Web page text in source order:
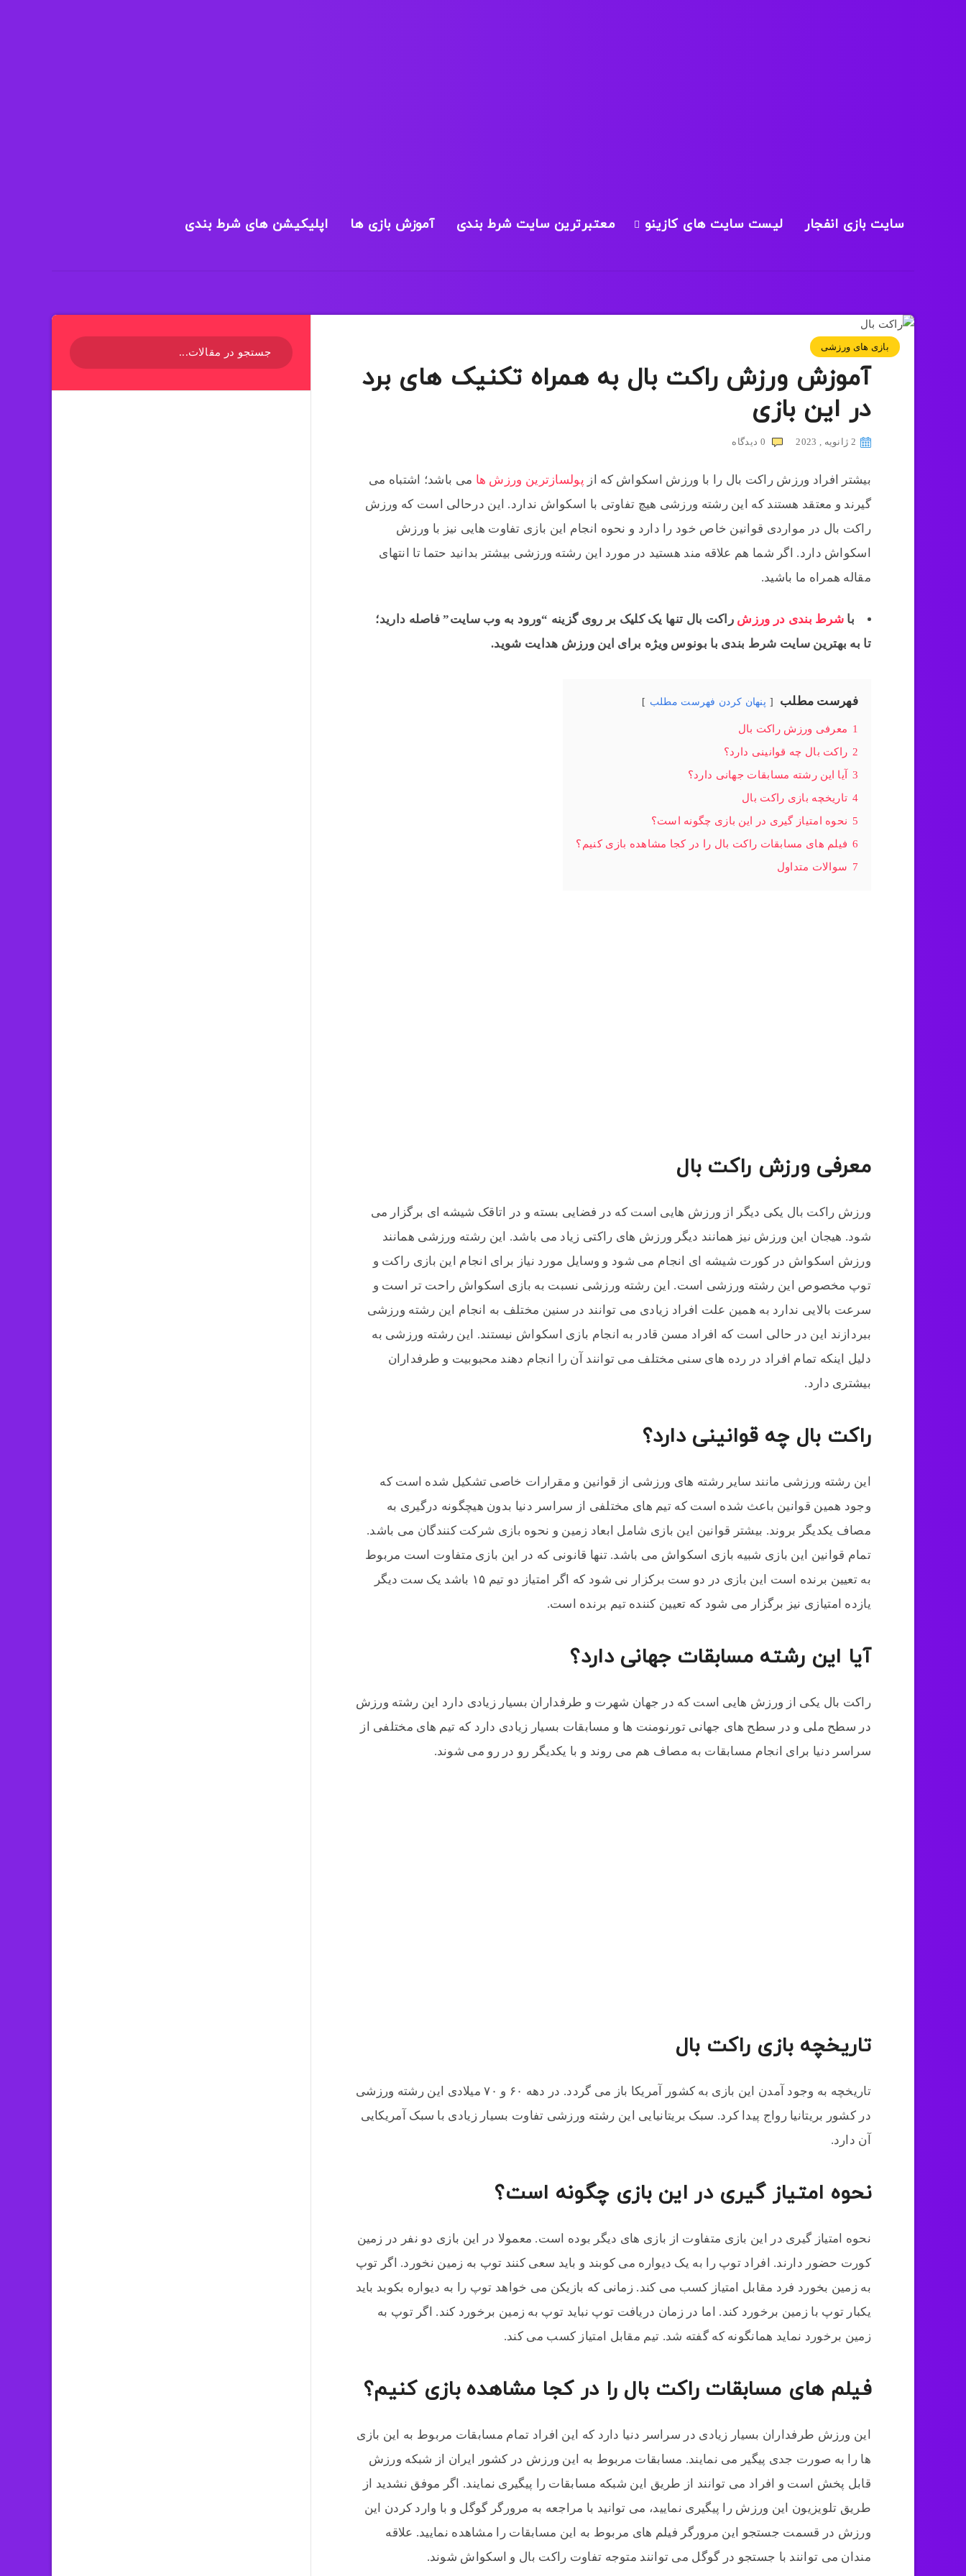
سایت بازی انفجار لیست سایت های کازینو معتبرترین سایت شرط بندی آموزش بازی ها اپلیکیشن های شرط بندی
بازی های ورزشی
آموزش ورزش راکت بال به همراه تکنیک های برد
در این بازی
2 ژانویه , 2023 0 دیدگاه
بیشتر افراد ورزش راکت بال را با ورزش اسکواش که از پولسازترین ورزش ها می باشد؛ اشتباه می
گیرند و معتقد هستند که این رشته ورزشی هیچ تفاوتی با اسکواش ندارد. این درحالی است که ورزش
راکت بال در مواردی قوانین خاص خود را دارد و نحوه انجام این بازی تفاوت هایی نیز با ورزش
اسکواش دارد. اگر شما هم علاقه مند هستید در مورد این رشته ورزشی بیشتر بدانید حتما تا انتهای
مقاله همراه ما باشید.
با شرط بندی در ورزش راکت بال تنها یک کلیک بر روی گزینه “ورود به وب سایت” فاصله دارید؛
تا به بهترین سایت شرط بندی با بونوس ویژه برای این ورزش هدایت شوید.
فهرست مطلب پنهان کردن فهرست مطلب
1 معرفی ورزش راکت بال
2 راکت بال چه قوانینی دارد؟
3 آیا این رشته مسابقات جهانی دارد؟
4 تاریخچه بازی راکت بال
5 نحوه امتیاز گیری در این بازی چگونه است؟
6 فیلم های مسابقات راکت بال را در کجا مشاهده بازی کنیم؟
7 سوالات متداول
معرفی ورزش راکت بال
ورزش راکت بال یکی دیگر از ورزش هایی است که در فضایی بسته و در اتاقک شیشه ای برگزار می
شود. هیجان این ورزش نیز همانند دیگر ورزش های راکتی زیاد می باشد. این رشته ورزشی همانند
ورزش اسکواش در کورت شیشه ای انجام می شود و وسایل مورد نیاز برای انجام این بازی راکت و
توپ مخصوص این رشته ورزشی است. این رشته ورزشی نسبت به بازی اسکواش راحت تر است و
سرعت بالایی ندارد به همین علت افراد زیادی می توانند در سنین مختلف به انجام این رشته ورزشی
ببردازند این در حالی است که افراد مسن قادر به انجام بازی اسکواش نیستند. این رشته ورزشی به
دلیل اینکه تمام افراد در رده های سنی مختلف می توانند آن را انجام دهند محبوبیت و طرفداران
بیشتری دارد.
راکت بال چه قوانینی دارد؟
این رشته ورزشی مانند سایر رشته های ورزشی از قوانین و مقرارات خاصی تشکیل شده است که
وجود همین قوانین باعث شده است که تیم های مختلفی از سراسر دنیا بدون هیچگونه درگیری به
مصاف یکدیگر بروند. بیشتر قوانین این بازی شامل ابعاد زمین و نحوه بازی شرکت کنندگان می باشد.
تمام قوانین این بازی شبیه بازی اسکواش می باشد. تنها قانونی که در این بازی متفاوت است مربوط
به تعیین برنده است این بازی در دو ست برکزار نی شود که اگر امتیاز دو تیم ۱۵ باشد یک ست دیگر
یازده امتیازی نیز برگزار می شود که تعیین کننده تیم برنده است.
آیا این رشته مسابقات جهانی دارد؟
راکت بال یکی از ورزش هایی است که در جهان شهرت و طرفداران بسیار زیادی دارد این رشته ورزش
در سطح ملی و در سطح های جهانی تورنومنت ها و مسابقات بسیار زیادی دارد که تیم های مختلفی از
سراسر دنیا برای انجام مسابقات به مصاف هم می روند و با یکدیگر رو در رو می شوند.
تاریخچه بازی راکت بال
تاریخچه به وجود آمدن این بازی به کشور آمریکا باز می گردد. در دهه ۶۰ و ۷۰ میلادی این رشته ورزشی
در کشور بریتانیا رواج پیدا کرد. سبک بریتانیایی این رشته ورزشی تفاوت بسیار زیادی با سبک آمریکایی
آن دارد.
نحوه امتیاز گیری در این بازی چگونه است؟
نحوه امتیاز گیری در این بازی متفاوت از بازی های دیگر بوده است. معمولا در این بازی دو نفر در زمین
کورت حضور دارند. افراد توپ را به یک دیواره می کوبند و باید سعی کنند توپ به زمین نخورد. اگر توپ
به زمین بخورد فرد مقابل امتیاز کسب می کند. زمانی که بازیکن می خواهد توپ را به دیواره بکوبد باید
یکبار توپ با زمین برخورد کند. اما در زمان دریافت توپ نباید توپ به زمین برخورد کند. اگر توپ به
زمین برخورد نماید همانگونه که گفته شد. تیم مقابل امتیاز کسب می کند.
فیلم های مسابقات راکت بال را در کجا مشاهده بازی کنیم؟
این ورزش طرفداران بسیار زیادی در سراسر دنیا دارد که این افراد تمام مسابقات مربوط به این بازی
ها را به صورت جدی پیگیر می نمایند. مسابقات مربوط به این ورزش در کشور ایران از شبکه ورزش
قابل پخش است و افراد می توانند از طریق این شبکه مسابقات را پیگیری نمایند. اگر موفق نشدید از
طریق تلویزیون این ورزش را پیگیری نمایید، می توانید با مراجعه به مرورگر گوگل و با وارد کردن این
ورزش در قسمت جستجو این مرورگر فیلم های مربوط به این مسابقات را مشاهده نمایید. علاقه
مندان می ‌توانند با جستجو در گوگل می توانند متوجه تفاوت راکت بال و اسکواش شوند.